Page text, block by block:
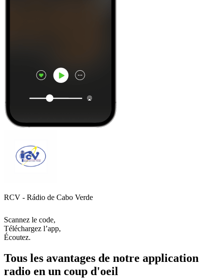
RCV - Rádio de Cabo Verde
Scannez le code,
Téléchargez l’app,
Écoutez.
Tous les avantages de notre application
radio en un coup d'oeil